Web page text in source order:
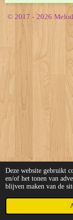
Deze website gebruikt
en/of het tonen van
blijven maken van de
© 2017 - 2026